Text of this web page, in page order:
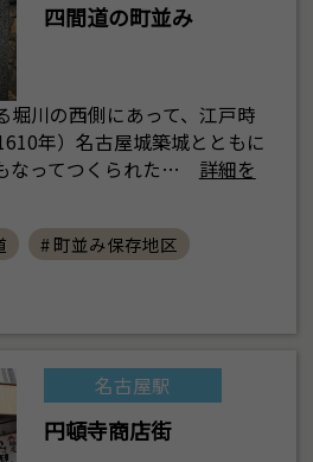
四間道の町並み
堀川の西側にあって、江戸時
年）名古屋城築城とともに
なってつくられた…
詳細を
# 町並み保存地区
名古屋駅
円頓寺商店街